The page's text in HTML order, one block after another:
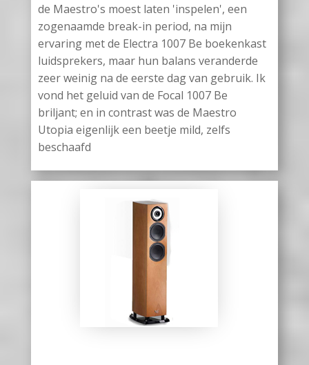
de Maestro's moest laten 'inspelen', een
zogenaamde break-in period, na mijn
ervaring met de Electra 1007 Be boekenkast
luidsprekers, maar hun balans veranderde
zeer weinig na de eerste dag van gebruik. Ik
vond het geluid van de Focal 1007 Be
briljant; en in contrast was de Maestro
Utopia eigenlijk een beetje mild, zelfs
beschaafd